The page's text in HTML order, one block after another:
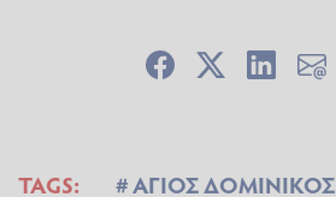
TAGS: ΑΓΙΟΣ ΔΟΜΙΝΙΚΟΣ